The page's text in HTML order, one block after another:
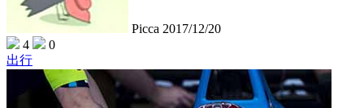
Picca 2017/12/20
4
0
出行